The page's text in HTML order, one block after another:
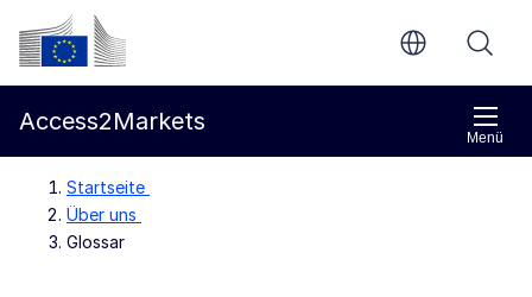
Weiter zum Hauptteil
Europäische Kommission
Menü
Access2Markets
Startseite
Über uns
Glossar